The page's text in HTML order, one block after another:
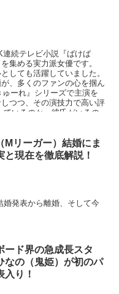
連続テレビ小説『ばけば
集める実力派女優です。
しても活躍していました。
、多くのファンの心を掴ん
ーれ』シリーズで主演を
つつ、その演技力で高い評
いるのか、彼氏がいるの
Mリーガー）結婚にま
と現在を徹底解説！
婚発表から離婚、そして今
ード界の急成長スタ
なの（鬼姫）が初のパ
入り！